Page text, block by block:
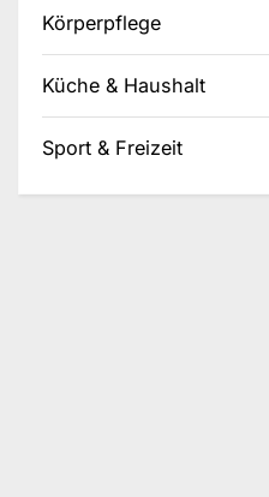
Körperpflege
Küche & Haushalt
Sport & Freizeit